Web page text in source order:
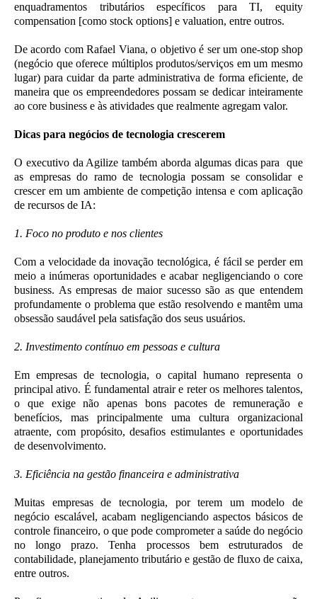
enquadramentos tributários específicos para TI, equity
compensation [como stock options] e valuation, entre outros.
De acordo com Rafael Viana, o objetivo é ser um one-stop shop
(negócio que oferece múltiplos produtos/serviços em um mesmo
lugar) para cuidar da parte administrativa de forma eficiente, de
maneira que os empreendedores possam se dedicar inteiramente
ao core business e às atividades que realmente agregam valor.
Dicas para negócios de tecnologia crescerem
O executivo da Agilize também aborda algumas dicas para
que
as empresas do ramo de tecnologia possam se consolidar e
crescer em um ambiente de competição intensa e com aplicação
de recursos de IA:
1. Foco no produto e nos clientes
Com a velocidade da inovação tecnológica, é fácil se perder em
meio a inúmeras oportunidades e acabar negligenciando o core
business. As empresas de maior sucesso são as que entendem
profundamente o problema que estão resolvendo e mantêm uma
obsessão saudável pela satisfação dos seus usuários.
2. Investimento contínuo em pessoas e cultura
Em empresas de tecnologia, o capital humano representa o
principal ativo. É fundamental atrair e reter os melhores talentos,
o que exige não apenas bons pacotes de remuneração e
benefícios, mas principalmente uma cultura organizacional
atraente, com propósito, desafios estimulantes e oportunidades
de desenvolvimento.
3. Eficiência na gestão financeira e administrativa
Muitas empresas de tecnologia, por terem um modelo de
negócio escalável, acabam negligenciando aspectos básicos de
controle financeiro, o que pode comprometer a saúde do negócio
no longo prazo. Tenha processos bem estruturados de
contabilidade, planejamento tributário e gestão de fluxo de caixa,
entre outros.